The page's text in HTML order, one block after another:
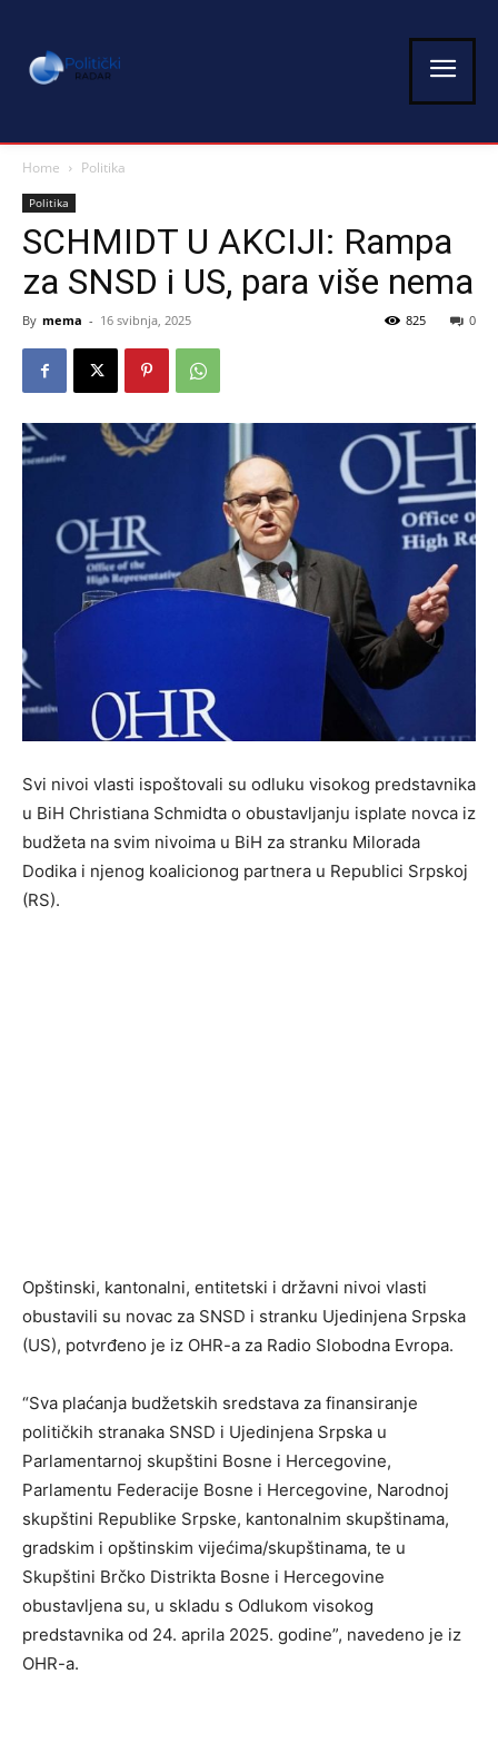
Home Politika
Politika
SCHMIDT U AKCIJI: Rampa
za SNSD i US, para više nema
By mema - 16 svibnja, 2025 0
825
Svi nivoi vlasti ispoštovali su odluku visokog predstavnika
u BiH Christiana Schmidta o obustavljanju isplate novca iz
budžeta na svim nivoima u BiH za stranku Milorada
Dodika i njenog koalicionog partnera u Republici Srpskoj
(RS).
Opštinski, kantonalni, entitetski i državni nivoi vlasti
obustavili su novac za SNSD i stranku Ujedinjena Srpska
(US), potvrđeno je iz OHR-a za Radio Slobodna Evropa.
“Sva plaćanja budžetskih sredstava za finansiranje
političkih stranaka SNSD i Ujedinjena Srpska u
Parlamentarnoj skupštini Bosne i Hercegovine,
Parlamentu Federacije Bosne i Hercegovine, Narodnoj
skupštini Republike Srpske, kantonalnim skupštinama,
gradskim i opštinskim vijećima/skupštinama, te u
Skupštini Brčko Distrikta Bosne i Hercegovine
obustavljena su, u skladu s Odlukom visokog
predstavnika od 24. aprila 2025. godine”, navedeno je iz
OHR-a.